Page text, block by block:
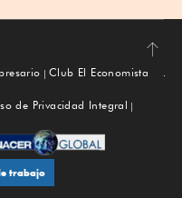
Subir
Club El Economista
de Privacidad Integral
trabajo